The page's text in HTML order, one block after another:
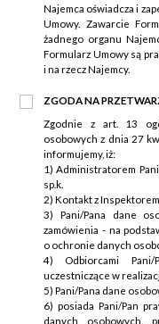
Najemca oświadcza i
Umowy. Zawarcie
żadnego organu
Formularz Umowy są
i na rzecz Najemcy.
ZGODA NA
Zgodnie z art. 13
osobowych z dnia 27
informujemy, iż:
1) Administratorem
sp.k.
2) Kontakt z
3) Pani/Pana dane
zamówienia - na
o ochronie danych
4) Odbiorcami Pani/
uczestniczące w
5) Pani/Pana dane
6) posiada Pani/Pan
danych osobowych,